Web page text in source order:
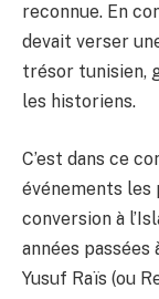
reconnue. En
devait verser
trésor tunisien,
les historiens.
C’est dans ce
événements les
conversion à
années passées
Yusuf Raïs (ou